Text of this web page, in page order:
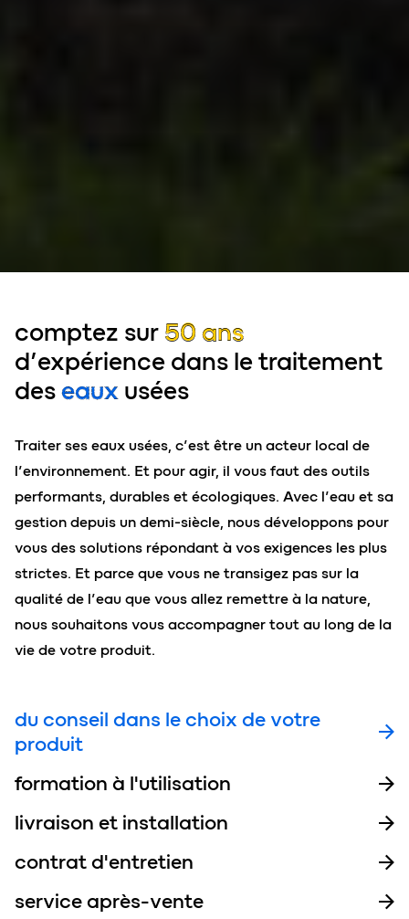
comptez sur 50 ans
d’expérience dans le traitement
deseaux usées
Traiter ses eaux usées, c’est être un acteur local de
l’environnement. Et pour agir, il vous faut des outils
performants, durables et écologiques. Avec l’eau et sa
gestion depuis un demi-siècle, nous développons pour
vous des solutions répondant à vos exigences les plus
strictes. Et parce que vous ne transigez pas sur la
qualité de l’eau que vous allez remettre à la nature,
nous souhaitons vous accompagner tout au long de la
vie de votre produit.
du conseil dans le choix de votre
produit
formation à l'utilisation
livraison et installation
contrat d'entretien
service après-vente